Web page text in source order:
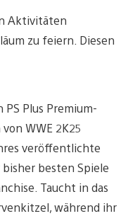
Aktivitäten
zu feiern. Diesen
Plus Premium-
WWE 2K25
veröffentlichte
besten Spiele
Taucht in das
während ihr